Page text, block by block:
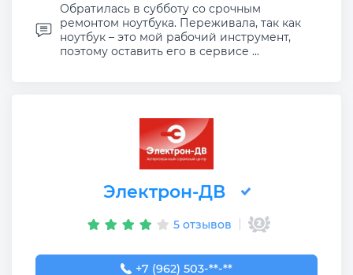
Обратилась в субботу со срочным
ремонтом ноутбука. Переживала, так как
ноутбук – это мой рабочий инструмент,
поэтому оставить его в сервисе ...
Электрон-ДВ
5 отзывов
+7 (962) 503-99-63
+7 (962) 503-**-**